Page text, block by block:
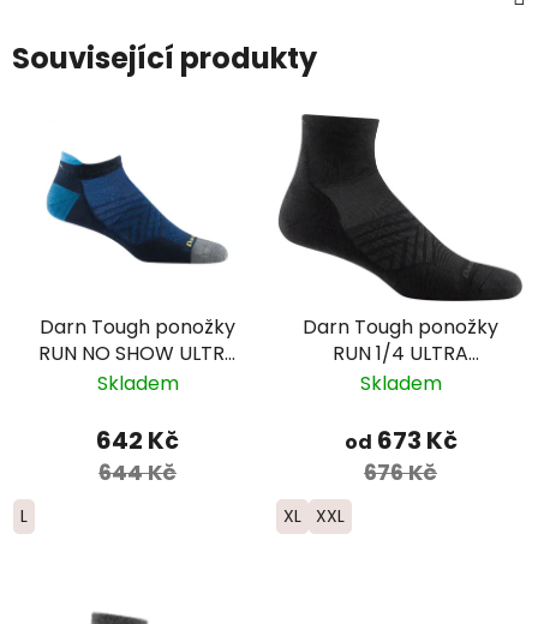
Související produkty
Darn Tough ponožky
RUN NO SHOW ULTRA
Lightweight Merino -
modré
Skladem
642 Kč
644 Kč
L
Darn Tough ponožky
RUN 1/4 ULTRA
Lightweight s
černé
Skladem
od 673 Kč
676 Kč
XL XXL